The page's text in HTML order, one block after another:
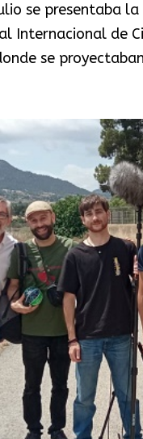
se presentaba
Internacional de
se